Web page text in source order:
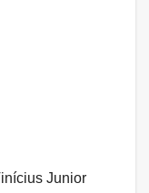
Junior